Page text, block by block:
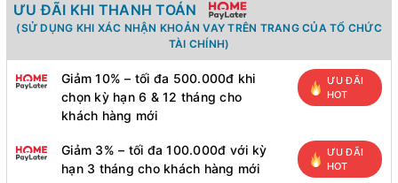
ƯU ĐÃI KHI THANH TOÁN
(SỬ DỤNG KHI XÁC NHẬN KHOẢN VAY TRÊN TRANG CỦA TỔ CHỨC
TÀI CHÍNH)
Giảm 10% – tối đa 500.000đ khi
chọn kỳ hạn 6 & 12 tháng cho
khách hàng mới
ƯU ĐÃI
HOT
Giảm 3% – tối đa 100.000đ với kỳ
hạn 3 tháng cho khách hàng mới
ƯU ĐÃI
HOT